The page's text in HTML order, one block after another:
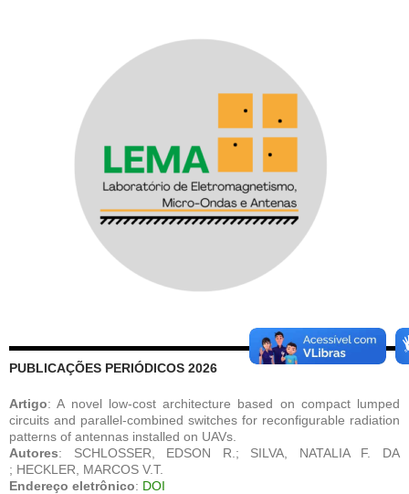
PUBLICAÇÕES PERIÓDICOS 2026
Artigo: A novel low-cost architecture based on compact lumped
circuits and parallel-combined switches for reconfigurable radiation
patterns of antennas installed on UAVs.
Autores: SCHLOSSER, EDSON R.; SILVA, NATALIA F. DA
; HECKLER, MARCOS V.T.
Endereço eletrônico: DOI